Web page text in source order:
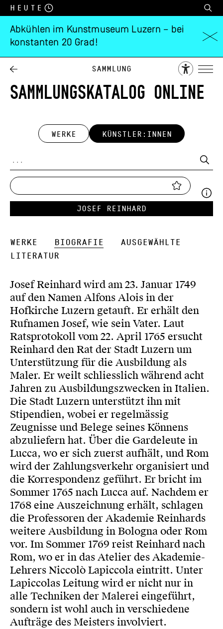
Heute
Abkühlen im Kunstmuseum Luzern – bei
konstanten 20 Grad!
Sammlung
SAMMLUNGSKATALOG ONLINE
WERKE KÜNSTLER:INNEN
Josef Reinhard
Werke Biografie
Ausgewählte
Literatur
Josef Reinhard wird am 23. Januar 1749
auf den Namen Alfons Alois in der
Hofkirche Luzern getauft. Er erhält den
Rufnamen Josef, wie sein Vater. Laut
Ratsprotokoll vom 22. April 1765 ersucht
Reinhard den Rat der Stadt Luzern um
Unterstützung für die Ausbildung als
Maler. Er weilt schliesslich während acht
Jahren zu Ausbildungszwecken in Italien.
Die Stadt Luzern unterstützt ihn mit
Stipendien, wobei er regelmässig
Zeugnisse und Belege seines Könnens
abzuliefern hat. Über die Gardeleute in
Lucca, wo er sich zuerst aufhält, und Rom
wird der Zahlungsverkehr organisiert und
die Korrespondenz geführt. Er bricht im
Sommer 1765 nach Lucca auf. Nachdem er
1768 eine Auszeichnung erhält, schlagen
die Professoren der Akademie Reinhards
weitere Ausbildung in Bologna oder Rom
vor. Im Sommer 1769 reist Reinhard nach
Rom, wo er in das Atelier des Akademie-
Lehrers Niccolò Lapiccola eintritt. Unter
Lapiccolas Leitung wird er nicht nur in
alle Techniken der Malerei eingeführt,
sondern ist wohl auch in verschiedene
Aufträge des Meisters involviert.